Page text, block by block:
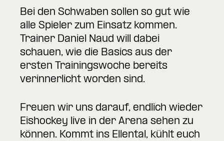
Bei den Schwaben sollen so gut wie
alle Spieler zum Einsatz kommen.
Trainer Daniel Naud will dabei
schauen, wie die Basics aus der
ersten Trainingswoche bereits
verinnerlicht worden sind.
Freuen wir uns darauf, endlich wieder
Eishockey live in der Arena sehen zu
können. Kommt ins Ellental, kühlt euch